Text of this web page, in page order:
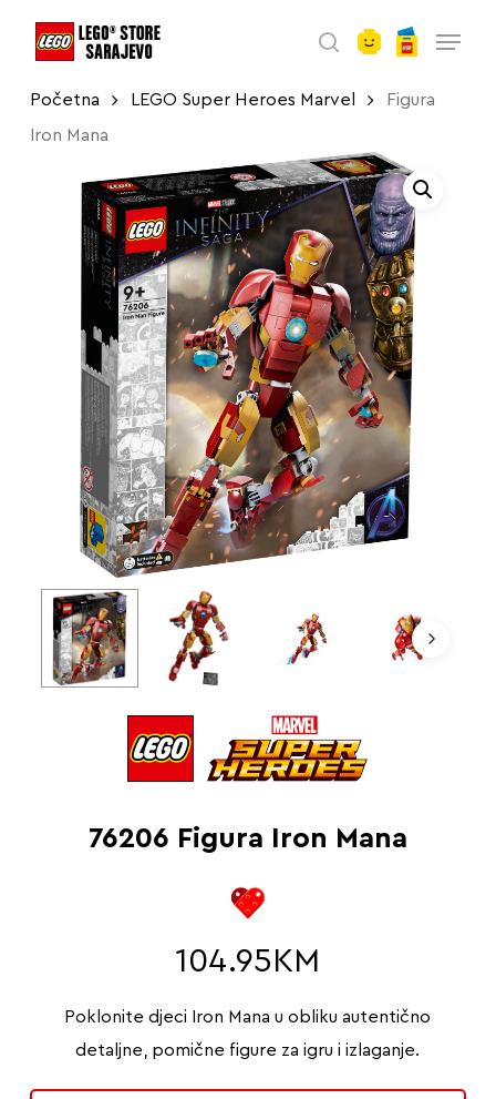
search
Početna LEGO Super Heroes Marvel Figura
Iron Mana
76206 Figura Iron Mana
104.95 KM
Poklonite djeci Iron Mana u obliku autentično
detaljne, pomične figure za igru i izlaganje.